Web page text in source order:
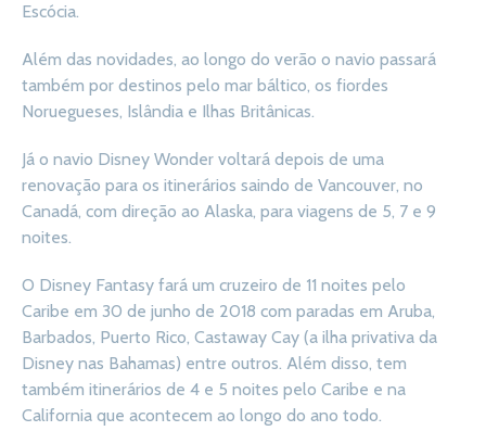
Escócia.
Além das novidades, ao longo do verão o navio passará
também por destinos pelo mar báltico, os fiordes
Noruegueses, Islândia e Ilhas Britânicas.
Já o navio Disney Wonder voltará depois de uma
renovação para os itinerários saindo de Vancouver, no
Canadá, com direção ao Alaska, para viagens de 5, 7 e 9
noites.
O Disney Fantasy fará um cruzeiro de 11 noites pelo
Caribe em 30 de junho de 2018 com paradas em Aruba,
Barbados, Puerto Rico, Castaway Cay (a ilha privativa da
Disney nas Bahamas) entre outros. Além disso, tem
também itinerários de 4 e 5 noites pelo Caribe e na
California que acontecem ao longo do ano todo.